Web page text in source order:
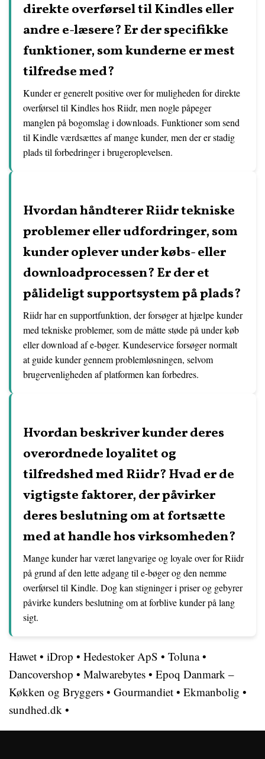
direkte overførsel til Kindles eller
andre e-læsere? Er der specifikke
funktioner, som kunderne er mest
tilfredse med?
Kunder er generelt positive over for muligheden for direkte
overførsel til Kindles hos Riidr, men nogle påpeger
manglen på bogomslag i downloads. Funktioner som send
til Kindle værdsættes af mange kunder, men der er stadig
plads til forbedringer i brugeroplevelsen.
Hvordan håndterer Riidr tekniske
problemer eller udfordringer, som
kunder oplever under købs- eller
downloadprocessen? Er der et
pålideligt supportsystem på plads?
Riidr har en supportfunktion, der forsøger at hjælpe kunder
med tekniske problemer, som de måtte støde på under køb
eller download af e-bøger. Kundeservice forsøger normalt
at guide kunder gennem problemløsningen, selvom
brugervenligheden af platformen kan forbedres.
Hvordan beskriver kunder deres
overordnede loyalitet og
tilfredshed med Riidr? Hvad er de
vigtigste faktorer, der påvirker
deres beslutning om at fortsætte
med at handle hos virksomheden?
Mange kunder har været langvarige og loyale over for Riidr
på grund af den lette adgang til e-bøger og den nemme
overførsel til Kindle. Dog kan stigninger i priser og gebyrer
påvirke kunders beslutning om at forblive kunder på lang
sigt.
Hawet • iDrop • Hedestoker ApS • Toluna•
Dancovershop • Malwarebytes • Epoq Danmark –
Køkken og Bryggers • Gourmandiet • Ekmanbolig •
sundhed.dk •